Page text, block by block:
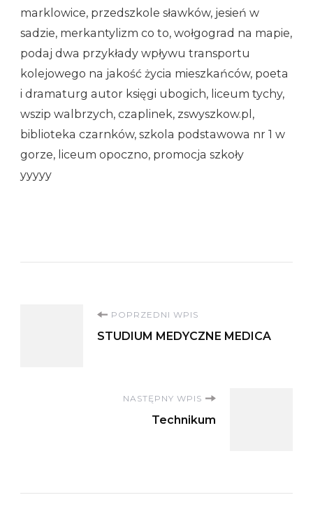
marklowice, przedszkole sławków, jesień w
sadzie, merkantylizm co to, wołgograd na mapie,
podaj dwa przykłady wpływu transportu
kolejowego na jakość życia mieszkańców, poeta
i dramaturg autor księgi ubogich, liceum tychy,
wszip walbrzych, czaplinek, zswyszkow.pl,
biblioteka czarnków, szkola podstawowa nr 1 w
gorze, liceum opoczno, promocja szkoły
yyyyy
Nawigacja
POPRZEDNI WPIS
STUDIUM MEDYCZNE MEDICA
NASTĘPNY WPIS
Technikum